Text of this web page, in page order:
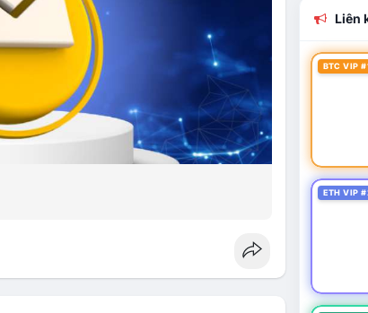
Liên
BTC VIP
ETH VIP